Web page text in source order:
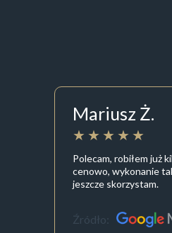
Mariusz Ż.
Polecam, robiłem już
cenowo, wykonanie
jeszcze skorzystam.
Źródło: